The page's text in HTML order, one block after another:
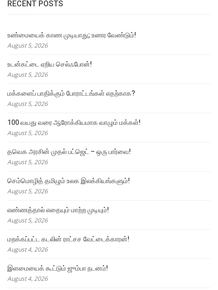
RECENT POSTS
உண்மையைக் காண முடியாது; உணர வேண்டும்!
August 5, 2026
உடன்கட்டை ஏறிய செல்ஃபோன்!
August 5, 2026
மக்களைப் பாதிக்கும் போராட்டங்கள் எதற்காக?
August 5, 2026
100 வயது வரை ஆரோக்கியமாக வாழும் மக்கள்!
August 5, 2026
தவெக அரசின் முதல் பட்ஜெட் – ஒரு பார்வை!
August 5, 2026
செம்மொழித் தமிழும் உலக இலக்கியங்களும்!
August 5, 2026
எண்ணத்தால் எதையும் மாற்ற முடியும்!
August 5, 2026
மறக்கப்பட்ட கடலின் ராட்சச வேட்டைக்காரன்!
August 4, 2026
இளமையைக் கூட்டும் ஜும்பா நடனம்!
August 4, 2026